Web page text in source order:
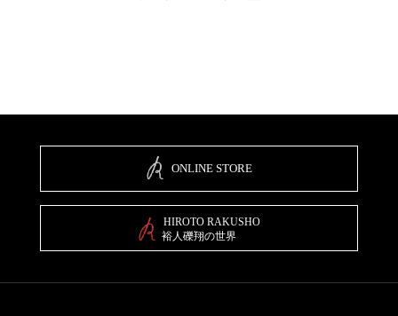
ONLINE STORE
HIROTO RAKUSHO
裕人礫翔の世界